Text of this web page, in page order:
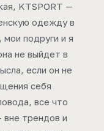
KTSPORT —
одежду в
подруги и я
не выйдет в
если он не
себя
все что
вне трендов и